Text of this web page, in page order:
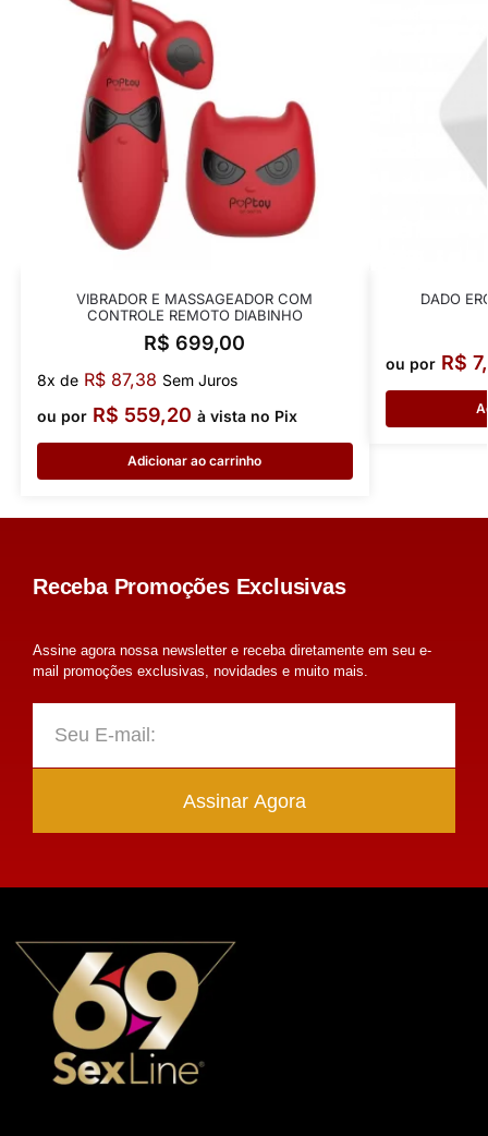
VIBRADOR E MASSAGEADOR COM
CONTROLE REMOTO DIABINHO
R$ 699,00
8x de R$87,38 Sem Juros
ou por R$ 559,20 à vista no Pix
Adicionar ao carrinho
DADO
ou por R$
Receba Promoções Exclusivas
Assine agora nossa newsletter e receba diretamente em seu e-
mail promoções exclusivas, novidades e muito mais.
Assinar Agora